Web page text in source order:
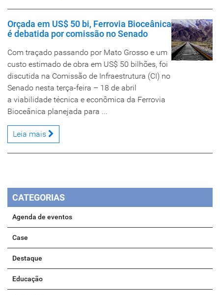
Orçada em US$ 50 bi, Ferrovia Bioceânica
é debatida por comissão no Senado
Com traçado passando por Mato Grosso e um
custo estimado de obra em US$ 50 bilhões, foi
discutida na Comissão de Infraestrutura (CI) no
Senado nesta terça-feira – 18 de abril
a viabilidade técnica e econômica da Ferrovia
Bioceânica planejada para ...
Leia mais
CATEGORIAS
Agenda de eventos
Case
Destaque
Educação